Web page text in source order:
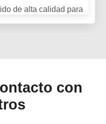
de alta calidad para
ofreciendo una
con